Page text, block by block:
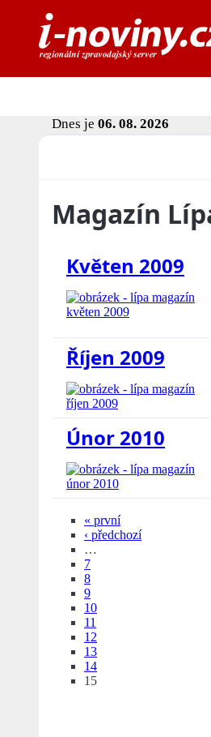
Dnes je 06. 08. 2026
Magazín
Květen 2009
Říjen 2009
Únor 2010
« první
‹ předchozí
…
7
8
9
10
11
12
13
14
15